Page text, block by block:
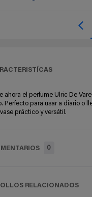
ahora el perfume Ulric De
Perfecto para usar a diario o
práctico y versátil.
0
RELACIONADOS